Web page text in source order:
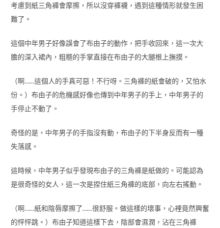
考慮到紙三角褲會摩擦，所以沒穿褲襪，遇到這種情形就發生困
難了。
這個中年男子好像誤會了布由子的動作，把手收回來，這一次大
膽的深入裙內，粗糙的手掌直接在布由子的大腿根上撫摸。
（啊……這個人的手真可惡！不行呀。三角褲的紙會破的，又怕水
份。）布由子的危機感好像也傳到中年男子的手上，中年男子的
手停止不動了。
奇怪的是，中年男子的手指沒有動，布由子的下半身反而有一種
失落感。
這時候，中年男子似乎發現布由子的三角褲是紙做的。可能認為
是很奇怪的女人，這一次是捏住紙三角褲的底部，向左右搖動。
（啊……紙和陰唇摩擦了……很舒服。做這樣的壞事，心裡竟然興奮
的怦怦跳。）布由子知道這樣下去，陰部會濕潤，沾在三角褲